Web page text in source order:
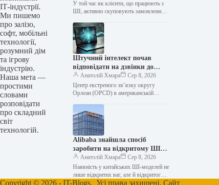
ІТ-індустрії.
Ми пишемо
про залізо,
софт, мобільні
технології,
розумний дім
та ігрову
індустрію.
Наша мета —
простими
словами
розповідати
про складний
світ
технологій.
що одна фірма знищує
MacBook з конфігураціями на
У той час як клієнти, що працюють з
ШІ, активно скуповують замовлення
кризи, користувачі та…
Штучний інтелект почав
відповідати на дзвінки до
служби порятунку 911 в
одному з міст США
Анатолій Хмара
Сер 8, 2026
Центр екстреного зв’язку округу
Орлеан (OPCD) в американській
порятунку 911 за…
Alibaba знайшла спосіб
заробити на відкритому ШІ:
великі клієнти ділитимуться
виручкою
Анатолій Хмара
Сер 8, 2026
Наявність у китайських ШІ-моделей не
лише відкритих ваг, але й відкритого
вихідного коду зовсім не означає, що
Copyright © 2026 - IT-Blogs. Усі права захищені. Сайт